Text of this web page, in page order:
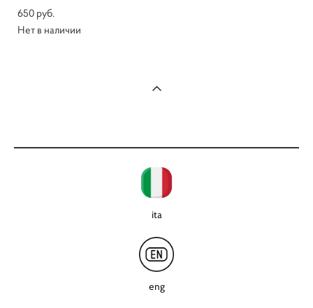
650 pуб.
Нет в наличии
ita
eng